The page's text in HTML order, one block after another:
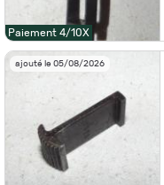
Paiement 4/10X
ajouté le 05/08/2026